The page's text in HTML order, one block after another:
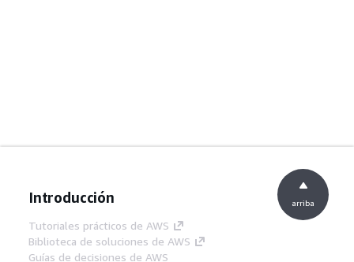
Introducción
Tutoriales prácticos de AWS
Biblioteca de soluciones de AWS
Guías de decisiones de AWS
arriba